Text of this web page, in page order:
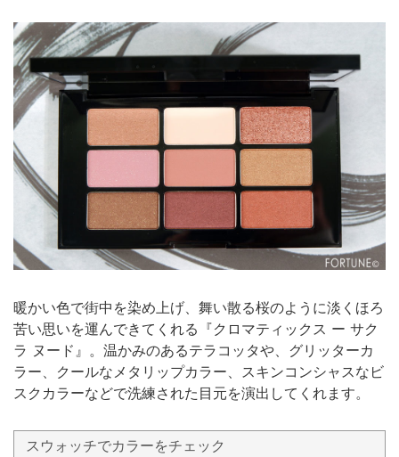
暖かい色で街中を染め上げ、舞い散る桜のように淡くほろ
苦い思いを運んできてくれる『クロマティックス ー サク
ラ ヌード』。温かみのあるテラコッタや、グリッターカ
ラー、クールなメタリップカラー、スキンコンシャスなビ
スクカラーなどで洗練された目元を演出してくれます。
スウォッチでカラーをチェック